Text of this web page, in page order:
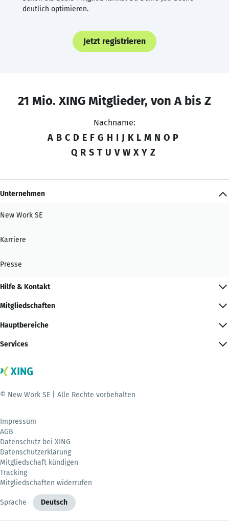
deutlich optimieren.
Jetzt registrieren
21 Mio. XING Mitglieder, von A bis Z
Nachname:
A B C D E F G H I J K L M N O P
Q R S T U V W X Y Z
Unternehmen
New Work SE
Karriere
Presse
Hilfe & Kontakt
Mitgliedschaften
Hauptbereiche
Services
© New Work SE | Alle Rechte vorbehalten
Impressum
AGB
Datenschutz bei XING
Datenschutzerklärung
Mitgliedschaft kündigen
Tracking
Mitgliedschaften widerrufen
Sprache Deutsch